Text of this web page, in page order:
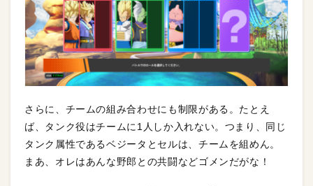
さらに、チームの組み合わせにも制限がある。たとえ
ば、タンク役はチームに1人しか入れない。つまり、同じ
タンク属性であるベジータとセルは、チームを組めん。
まあ、オレはあんな野郎との共闘などゴメンだがな！